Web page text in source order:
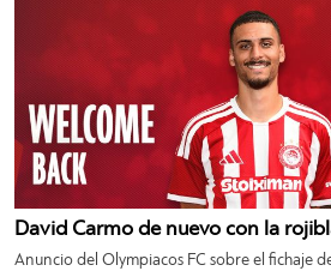
David Carmo de nuevo con la
Anuncio del Olympiacos FC sobre el fichaje